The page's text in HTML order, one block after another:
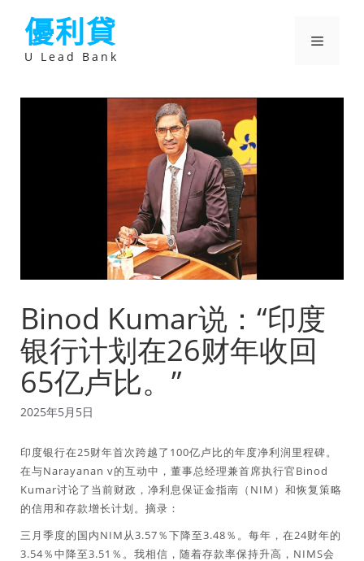
優利貸
U Lead Bank
選
Binod Kumar说：“印度
银行计划在26财年收回
65亿卢比。”
2025年5月5日
印度银行在25财年首次跨越了100亿卢比的年度净利润里程碑。
在与Narayanan v的互动中，董事总经理兼首席执行官Binod
Kumar讨论了当前财政，净利息保证金指南（NIM）和恢复策略
的信用和存款增长计划。摘录：
三月季度的国内NIM从3.57％下降至3.48％。每年，在24财年的
3.54％中降至3.51％。我相信，随着存款率保持升高，NIMS会